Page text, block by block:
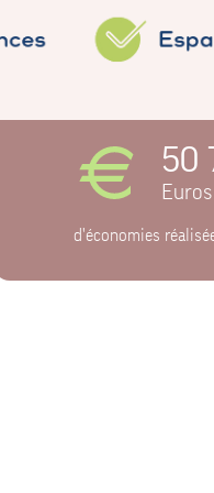
50
Euros
d'économies